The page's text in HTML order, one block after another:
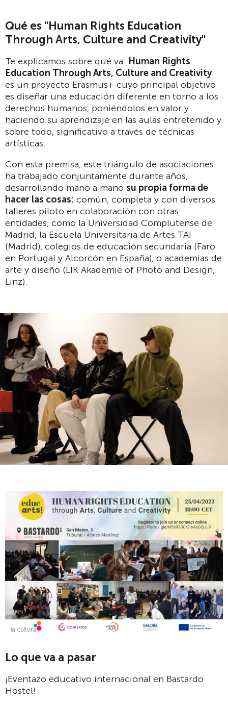
Qué es "Human Rights Education
Through Arts, Culture and Creativity"
Te explicamos sobre qué va: Human Rights
Education Through Arts, Culture and Creativity
es un proyecto Erasmus+ cuyo principal objetivo
es diseñar una educación diferente en torno a los
derechos humanos, poniéndolos en valor y
haciendo su aprendizaje en las aulas entretenido y
sobre todo, significativo a través de técnicas
artísticas.
Con esta premisa, este triángulo de asociaciones
ha trabajado conjuntamente durante años,
desarrollando mano a mano su propia forma de
hacer las cosas: común, completa y con diversos
talleres piloto en colaboración con otras
entidades, como la Universidad Complutense de
Madrid, la Escuela Universitaria de Artes TAI
(Madrid), colegios de educación secundaria (Faro
en Portugal y Alcorcón en España), o academias de
arte y diseño (LIK Akademie of Photo and Design,
Linz).
Lo que va a pasar
¡Eventazo educativo internacional en Bastardo
Hostel!